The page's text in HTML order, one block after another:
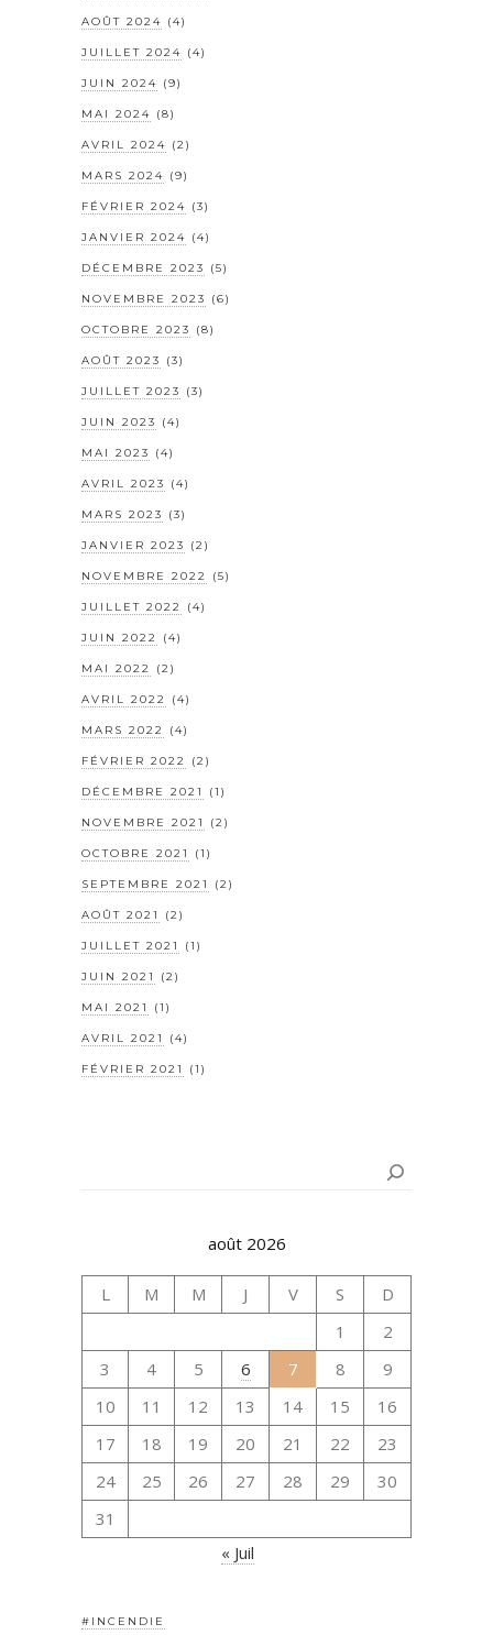
AOÛT 2024 (4)
JUILLET 2024 (4)
JUIN 2024 (9)
MAI 2024 (8)
AVRIL 2024 (2)
MARS 2024 (9)
FÉVRIER 2024 (3)
JANVIER 2024 (4)
DÉCEMBRE 2023 (5)
NOVEMBRE 2023 (6)
OCTOBRE 2023 (8)
AOÛT 2023 (3)
JUILLET 2023 (3)
JUIN 2023 (4)
MAI 2023 (4)
AVRIL 2023 (4)
MARS 2023 (3)
JANVIER 2023 (2)
NOVEMBRE 2022 (5)
JUILLET 2022 (4)
JUIN 2022 (4)
MAI 2022 (2)
AVRIL 2022 (4)
MARS 2022 (4)
FÉVRIER 2022 (2)
DÉCEMBRE 2021 (1)
NOVEMBRE 2021 (2)
OCTOBRE 2021 (1)
SEPTEMBRE 2021 (2)
AOÛT 2021 (2)
JUILLET 2021 (1)
JUIN 2021 (2)
MAI 2021 (1)
AVRIL 2021 (4)
FÉVRIER 2021 (1)
août 2026
L M M J V S
D
1
2
3
4 5 6 7 8
9
10
11 12 13 14 15
16
17
18 19 20 21 22
23
24
25 26 27 28 29
30
31
« Juil
#INCENDIE